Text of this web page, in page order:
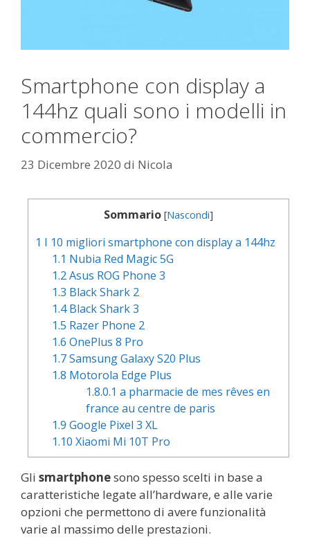
Smartphone con display a
144hz quali sono i modelli in
commercio?
23 Dicembre 2020 di Nicola
Sommario [Nascondi]
1 I 10 migliori smartphone con display a 144hz
1.1 Nubia Red Magic 5G
1.2Asus ROG Phone 3
1.3 Black Shark 2
1.4Black Shark 3
1.5 Razer Phone 2
1.6 OnePlus 8 Pro
1.7Samsung Galaxy S20 Plus
1.8 Motorola Edge Plus
1.8.0.1 a pharmacie de mes rêves en
france au centre de paris
1.9 Google Pixel 3 XL
1.10 Xiaomi Mi 10T Pro
Gli smartphonesono spesso scelti in base a
caratteristiche legate all’hardware, e alle varie
opzioni che permettono di avere funzionalità
varie al massimo delle prestazioni.